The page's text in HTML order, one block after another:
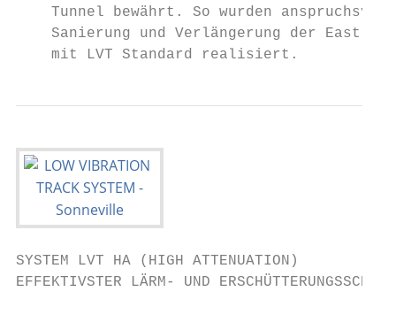
Tunnel bewährt. So wurden
Sanierung und Verlängerung der East
    mit LVT Standard realisiert.
SYSTEM LVT HA (HIGH ATTENUATION)
EFFEKTIVSTER LÄRM- UND ERSCHÜTTERUNGSSCHUTZ